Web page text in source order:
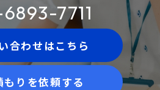
7711
合わせはこちら
もりを依頼する